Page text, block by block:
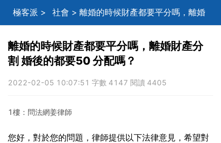
極客派 > 社會 > 離婚的時候財產都要平分嗎，離婚
財產分割 婚後的都要50 分配嗎？
離婚的時候財產都要平分嗎，離婚財產分
割 婚後的都要50 分配嗎？
2022-02-05 10:07:51 字數 4147 閱讀 4405
1樓：問法網姜律師
您好，對於您的問題，律師提供以下法律意見，希望對